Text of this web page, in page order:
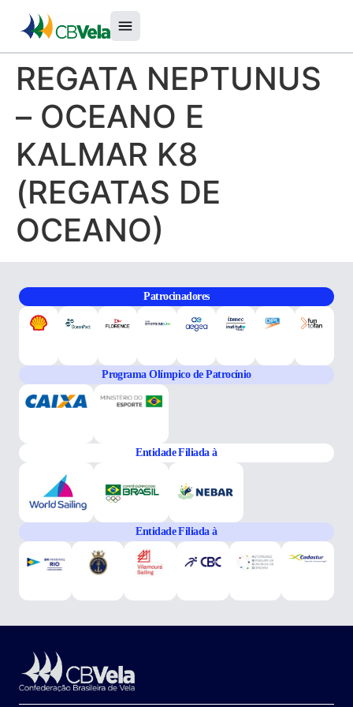
REGATA NEPTUNUS
– OCEANO E
KALMAR K8
(REGATAS DE
OCEANO)
Patrocinadores
Programa Olímpico de Patrocínio
Entidade Filiada à
Entidade Filiada à